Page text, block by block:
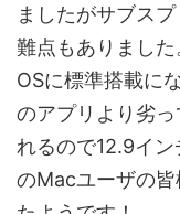
ましたがサブス
難点もありました
OSに標準搭載に
のアプリより劣
れるので12.9イ
のMacユーザの